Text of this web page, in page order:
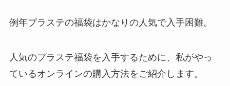
例年プラステの福袋はかなりの人気で入手困難。
人気のプラステ福袋を入手するために、私がやっ
ているオンラインの購入方法をご紹介します。